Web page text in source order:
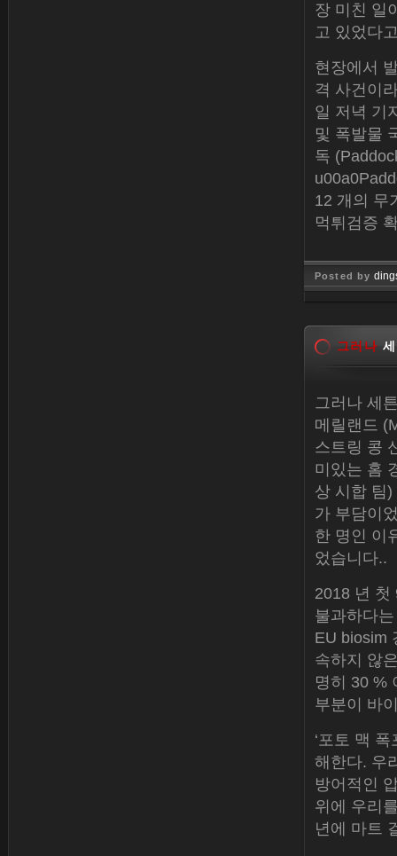
장 미친 일
고 있었다
현장에서
격 사건이
일 저녁 기
및 폭발물
독
12 개의 무
먹튀검증
Posted by
그러나
그러나 세
메릴랜드
스트링 콩
미있는 홈
상 시합 팀
가 부담이
한 명인 이
었습니다..
2018 년 첫
불과하다
EU biosim
속하지 않
명히 30 %
부분이 바
‘포토 맥
해한다. 우
방어적인
위에 우리
년에 마트